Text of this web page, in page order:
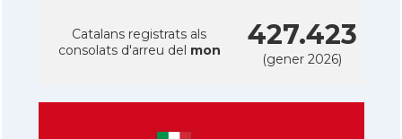
Catalans registrats als
consolats d'arreu del mon 427.423
(gener 2026)